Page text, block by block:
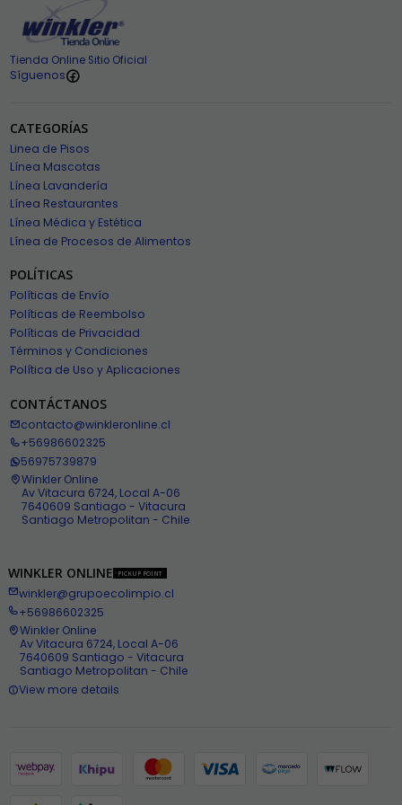
Tienda Online Sitio Oficial
Síguenos
CATEGORÍAS
Linea de Pisos
Línea Mascotas
Línea Lavandería
Línea Restaurantes
Línea Médica y Estética
Línea de Procesos de Alimentos
POLÍTICAS
Políticas de Envío
Políticas de Reembolso
Políticas de Privacidad
Términos y Condiciones
Política de Uso y Aplicaciones
CONTÁCTANOS
contacto@winkleronline.cl
+56986602325
56975739879
Winkler Online
Av Vitacura 6724, Local A-06
7640609 Santiago - Vitacura
Santiago Metropolitan - Chile
WINKLER ONLINE PICKUP POINT
winkler@grupoecolimpio.cl
+56986602325
Winkler Online
Av Vitacura 6724, Local A-06
7640609 Santiago - Vitacura
Santiago Metropolitan - Chile
View more details